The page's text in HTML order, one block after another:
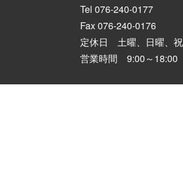
Tel 076-240-0177
Fax 076-240-0176
定休日 土曜、日曜、祝
営業時間 9:00～18:00